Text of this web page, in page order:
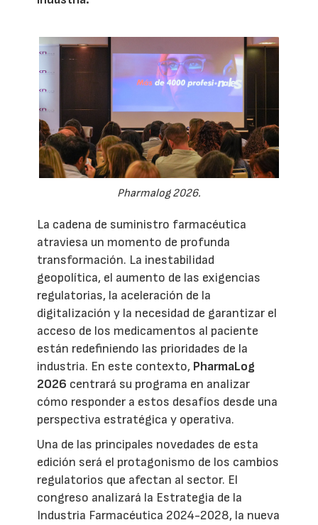
Pharmalog 2026.
La cadena de suministro farmacéutica
atraviesa un momento de profunda
transformación. La inestabilidad
geopolítica, el aumento de las exigencias
regulatorias, la aceleración de la
digitalización y la necesidad de garantizar el
acceso de los medicamentos al paciente
están redefiniendo las prioridades de la
industria. En este contexto, PharmaLog
2026 centrará su programa en analizar
cómo responder a estos desafíos desde una
perspectiva estratégica y operativa.
Una de las principales novedades de esta
edición será el protagonismo de los cambios
regulatorios que afectan al sector. El
congreso analizará la Estrategia de la
Industria Farmacéutica 2024-2028, la nueva